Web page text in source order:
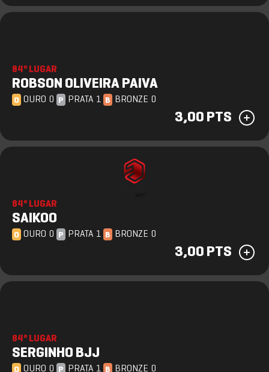
84º LUGAR
ROBSON OLIVEIRA PAIVA
O OURO 0 P PRATA 1 B BRONZE 0
3,00 PTS
84º LUGAR
SAIKOO
O OURO 0 P PRATA 1 B BRONZE 0
3,00 PTS
84º LUGAR
SERGINHO BJJ
O OURO 0 P PRATA 1 B BRONZE 0